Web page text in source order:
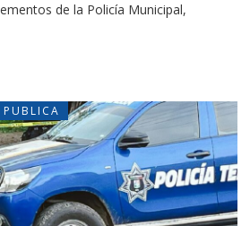
de la Policía Municipal,
PUBLICA